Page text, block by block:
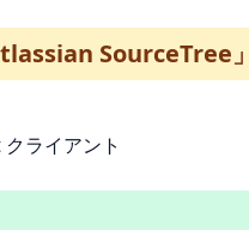
SourceTree」
ライアント